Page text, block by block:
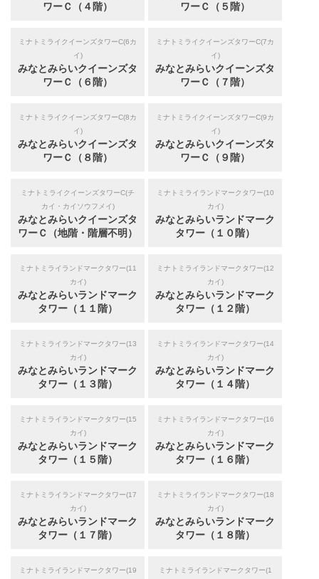
ワーＣ（４階）
ワーＣ（５階）
ミナトミライクイーンズタワーC(6カ
イ)
みなとみらいクイーンズタ
ワーＣ（６階）
ミナトミライクイーンズタワーC(7カ
イ)
みなとみらいクイーンズタ
ワーＣ（７階）
ミナトミライクイーンズタワーC(8カ
イ)
みなとみらいクイーンズタ
ワーＣ（８階）
ミナトミライクイーンズタワーC(9カ
イ)
みなとみらいクイーンズタ
ワーＣ（９階）
ミナトミライクイーンズタワーC(チ
カイ・カイソウフメイ)
みなとみらいクイーンズタ
ワーＣ（地階・階層不明）
ミナトミライランドマークタワー(10
カイ)
みなとみらいランドマーク
タワー（１０階）
ミナトミライランドマークタワー(11
カイ)
みなとみらいランドマーク
タワー（１１階）
ミナトミライランドマークタワー(12
カイ)
みなとみらいランドマーク
タワー（１２階）
ミナトミライランドマークタワー(13
カイ)
みなとみらいランドマーク
タワー（１３階）
ミナトミライランドマークタワー(14
カイ)
みなとみらいランドマーク
タワー（１４階）
ミナトミライランドマークタワー(15
カイ)
みなとみらいランドマーク
タワー（１５階）
ミナトミライランドマークタワー(16
カイ)
みなとみらいランドマーク
タワー（１６階）
ミナトミライランドマークタワー(17
カイ)
みなとみらいランドマーク
タワー（１７階）
ミナトミライランドマークタワー(18
カイ)
みなとみらいランドマーク
タワー（１８階）
ミナトミライランドマークタワー(19
ミナトミライランドマークタワー(1